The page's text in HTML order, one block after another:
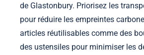
de Glastonbury. Priorisez les
pour réduire les empreintes
articles réutilisables comme des
des ustensiles pour minimiser les